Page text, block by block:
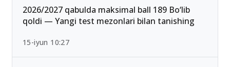
2026/2027 qabulda maksimal ball 189 Bo‘lib
qoldi — Yangi test mezonlari bilan tanishing
15-iyun 10:27